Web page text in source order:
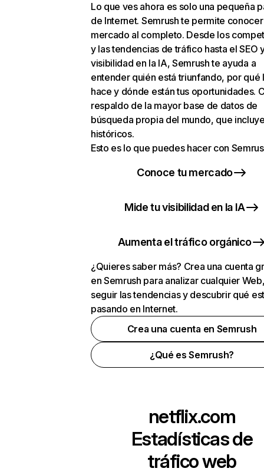
Lo que ves ahora es solo una pequeña
de Internet. Semrush te permite
mercado al completo. Desde los
y las tendencias de tráfico hasta el SEO
visibilidad en la IA, Semrush te ayuda a
entender quién está triunfando, por qué
hace y dónde están tus oportunidades.
respaldo de la mayor base de datos de
búsqueda propia del mundo, que
históricos.
Esto es lo que puedes hacer con
Conoce tu mercado
Mide tu visibilidad en la IA
Aumenta el tráfico orgánico
¿Quieres saber más? Crea una cuenta
en Semrush para analizar cualquier
seguir las tendencias y descubrir qué
pasando en Internet.
Crea una cuenta en Semrush
¿Qué es Semrush?
netflix.com
Estadísticas de
tráfico web